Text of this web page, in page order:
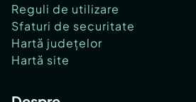
Reguli de utilizare
Sfaturi de securitate
Hartă județelor
Hartă site